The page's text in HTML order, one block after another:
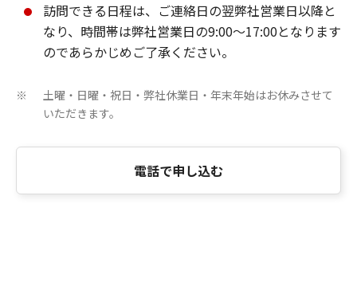
訪問できる日程は、ご連絡日の翌弊社営業日以降と
なり、時間帯は弊社営業日の9:00～17:00となります
のであらかじめご了承ください。
※
土曜・日曜・祝日・弊社休業日・年末年始はお休みさせて
いただきます。
電話で申し込む